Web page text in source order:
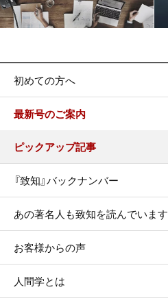
初めての方へ
最新号のご案内
ピックアップ記事
『致知』バックナンバー
あの著名人も致知を読んでいます
お客様からの声
人間学とは